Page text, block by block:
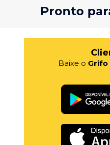
Pronto
Baixe o Grifo